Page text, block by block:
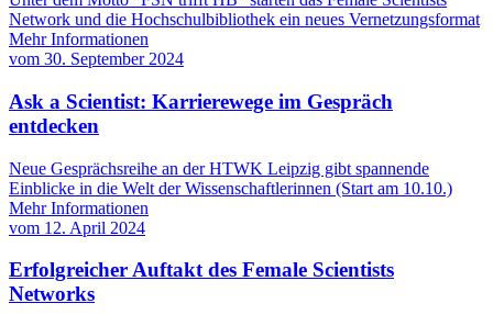
Network und die Hochschulbibliothek ein neues Vernetzungsformat
Mehr Informationen
vom 30. September 2024
Ask a Scientist: Karrierewege im Gespräch
entdecken
Neue Gesprächsreihe an der HTWK Leipzig gibt spannende
Einblicke in die Welt der Wissenschaftlerinnen (Start am 10.10.)
Mehr Informationen
vom 12. April 2024
Erfolgreicher Auftakt des Female Scientists
Networks